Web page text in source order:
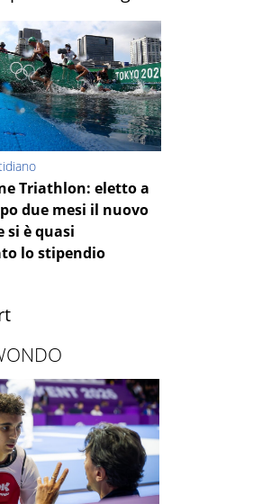
Triathlon: eletto a
due mesi il nuovo
si è quasi
lo stipendio